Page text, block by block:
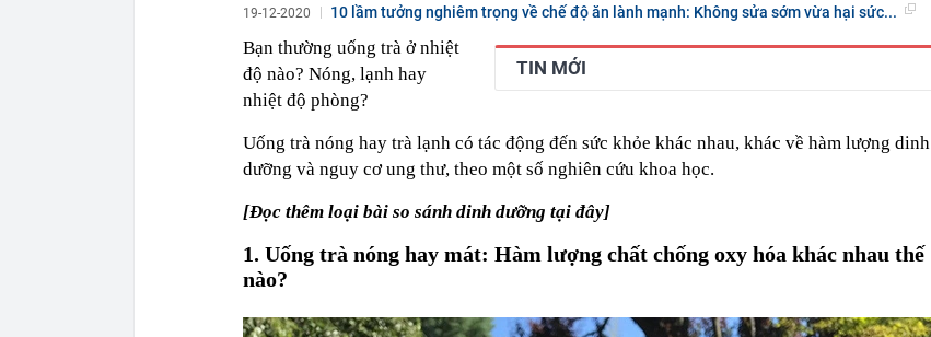
19-12-2020 10 lầm tưởng nghiêm trọng về chế độ ăn lành mạnh: Không sửa sớm vừa hại sức...
TIN MỚI
Bạn thường uống trà ở nhiệt
độ nào? Nóng, lạnh hay
nhiệt độ phòng?
Uống trà nóng hay trà lạnh có tác động đến sức khỏe khác nhau, khác về hàm lượng dinh
dưỡng và nguy cơ ung thư, theo một số nghiên cứu khoa học.
[Đọc thêm loại bài so sánh dinh dưỡng tại đây]
1. Uống trà nóng hay mát: Hàm lượng chất chống oxy hóa khác nhau thế
nào?